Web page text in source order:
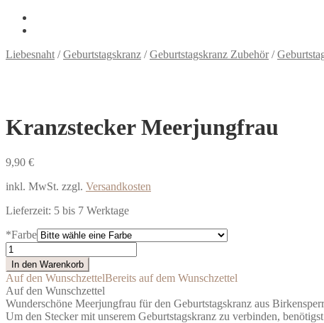
Liebesnaht /Geburtstagskranz /Geburtstagskranz Zubehör/
Kranzstecker Meerjungfrau
9,90 €
inkl. MwSt. zzgl. Versandkosten
Lieferzeit: 5 bis 7 Werktage
*Farbe
Kranzstecker
Meerjungfrau
Menge
In den Warenkorb
Auf den WunschzettelBereits auf dem Wunschzettel
Auf den Wunschzettel
Wunderschöne Meerjungfrau für den Geburtstagskranz aus
Um den Stecker mit unserem Geburtstagskranz zu verbinden,